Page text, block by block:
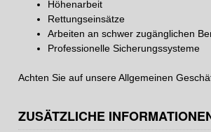
Höhenarbeit
Rettungseinsätze
Arbeiten an schwer zugänglichen
Professionelle Sicherungssysteme
Achten Sie auf unsereAllgemeinen
ZUSÄTZLICHE